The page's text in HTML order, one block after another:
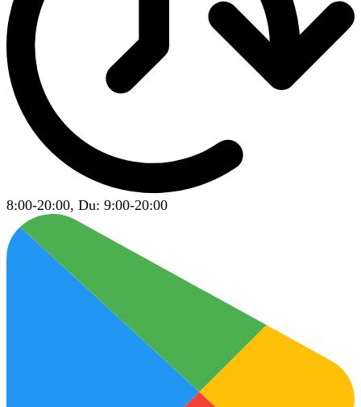
8:00-20:00, Du: 9:00-20:00